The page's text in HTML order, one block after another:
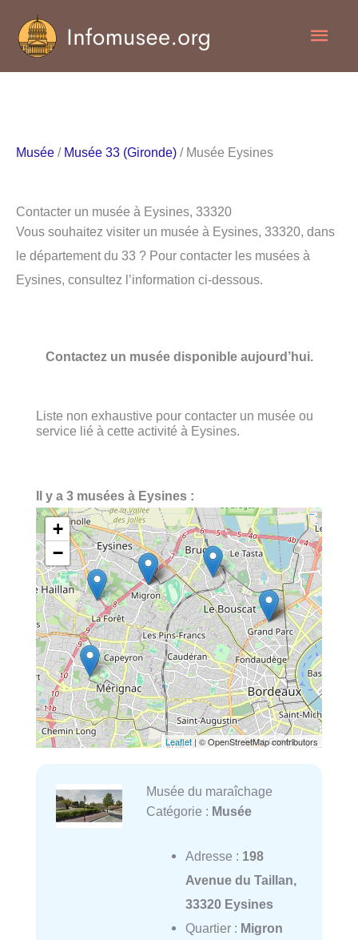
contenu
Musée / Musée 33 (Gironde) / Musée Eysines
Contacter un musée à Eysines, 33320
Vous souhaitez visiter un musée à Eysines, 33320, dans
le département du 33 ? Pour contacter les musées à
Eysines, consultez l’information ci-dessous.
Contactez un musée disponible aujourd’hui.
Liste non exhaustive pour contacter un musée ou
service lié à cette activité à Eysines.
Il y a 3 musées à Eysines :
+
−
Leaflet| © OpenStreetMap contributors
Musée du maraîchage
Catégorie : Musée
Adresse : 198
Avenue du Taillan,
33320 Eysines
Quartier : Migron